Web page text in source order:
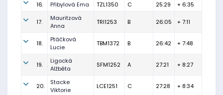
16.
Přibylová Ema TZL1350 C 25:29 + 6:35
17.
Mauritzová
Anna
TRI1253 B 26:05 + 7:11
18.
Ptáčková
Lucie
TBM1372 B 26:42 + 7:48
19.
Ligocká
Alžběta
SFM1252 A 27:21 + 8:27
20.
Stacke
Viktorie
LCE1251 C 27:28 + 8:34